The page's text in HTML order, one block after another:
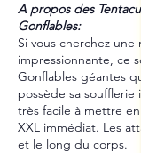
A propos des
Gonflables:
Si vous cherchez une
impressionnante, ce
Gonflables géantes
possède sa
très facile à mettre
XXL immédiat. Les
et le long du corps.